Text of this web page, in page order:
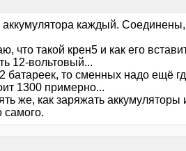
каждый.
такой крен5 и как его
12-вольтовый...
батареек, то сменных надо ещё
1300 примерно...
же, как заряжать аккумуляторы
самого.